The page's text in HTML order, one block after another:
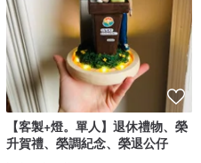
【客製+燈。單人】退休禮物、榮
升賀禮、榮調紀念、榮退公仔